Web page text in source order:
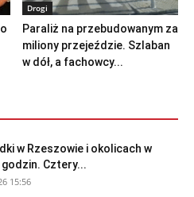
Drogi
Paraliż na przebudowanym za
miliony przejeździe. Szlaban
w dół, a fachowcy...
w Rzeszowie i okolicach w
godzin. Cztery...
15:56